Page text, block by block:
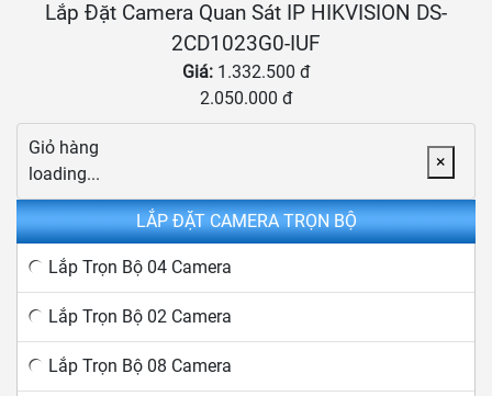
Lắp Đặt Camera Quan Sát IP HIKVISION DS-
2CD1023G0-IUF
Giá: 1.332.500 đ
2.050.000 đ
×
Giỏ hàng
loading...
LẮP ĐẶT CAMERA TRỌN BỘ
Lắp Trọn Bộ 04 Camera
Lắp Trọn Bộ 02 Camera
Lắp Trọn Bộ 08 Camera